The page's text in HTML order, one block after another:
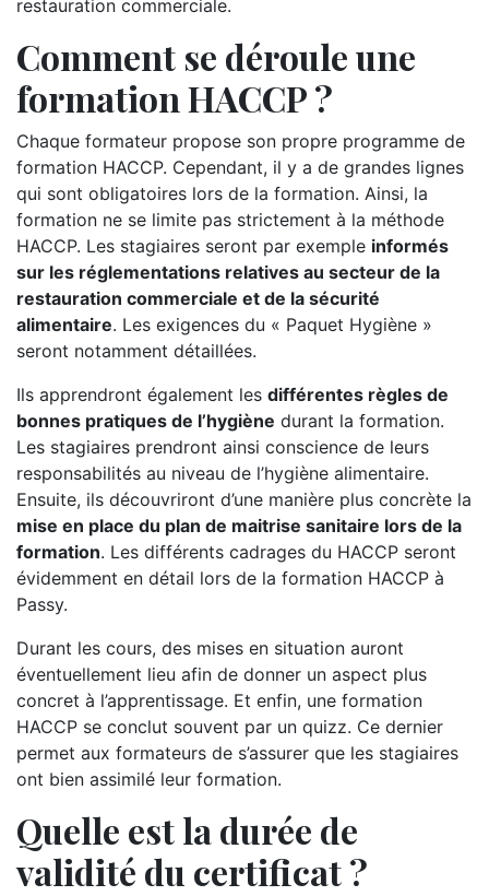
restauration commerciale.
Comment se déroule une
formation HACCP ?
Chaque formateur propose son propre programme de
formation HACCP. Cependant, il y a de grandes lignes
qui sont obligatoires lors de la formation. Ainsi, la
formation ne se limite pas strictement à la méthode
HACCP. Les stagiaires seront par exemple informés
sur les réglementations relatives au secteur de la
restauration commerciale et de la sécurité
alimentaire. Les exigences du « Paquet Hygiène »
seront notamment détaillées.
Ils apprendront également les différentes règles de
bonnes pratiques de l’hygiène durant la formation.
Les stagiaires prendront ainsi conscience de leurs
responsabilités au niveau de l’hygiène alimentaire.
Ensuite, ils découvriront d’une manière plus concrète la
mise en place du plan de maitrise sanitaire lors de la
formation. Les différents cadrages du HACCP seront
évidemment en détail lors de la formation HACCP à
Passy.
Durant les cours, des mises en situation auront
éventuellement lieu afin de donner un aspect plus
concret à l’apprentissage. Et enfin, une formation
HACCP se conclut souvent par un quizz. Ce dernier
permet aux formateurs de s’assurer que les stagiaires
ont bien assimilé leur formation.
Quelle est la durée de
validité du certificat ?